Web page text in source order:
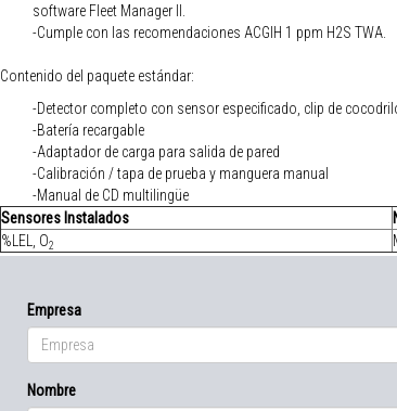
software Fleet Manager II.
-Cumple con las recomendaciones ACGIH 1 ppm H2S TWA.
Contenido del paquete estándar:
-Detector completo con sensor especificado, clip de
-Batería recargable
-Adaptador de carga para salida de pared
-Calibración / tapa de prueba y manguera manual
-Manual de CD multilingüe
Sensores Instalados
%LEL
, O2
Empresa
Nombre